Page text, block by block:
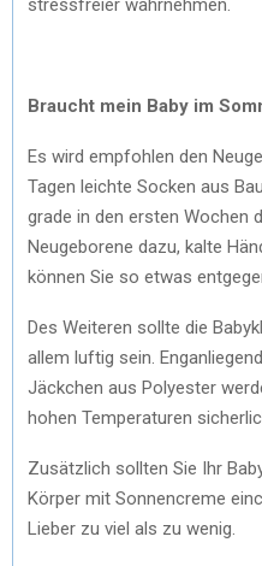
Braucht mein Baby im
Es wird empfohlen den
Tagen leichte Socken aus
grade in den ersten Wochen
Neugeborene dazu, kalte
können Sie so etwas
Des Weiteren sollte die
allem luftig sein.
Jäckchen aus Polyester
hohen Temperaturen
Zusätzlich sollten Sie Ihr
Körper mit Sonnencreme
Lieber zu viel als zu wenig.